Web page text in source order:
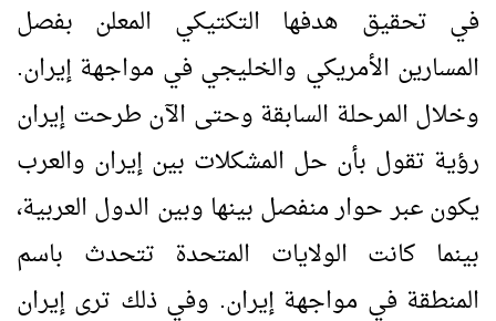
في تحقيق هدفها التكتيكي المعلن بفصل
المسارين الأمريكي والخليجي في مواجهة إيران.
وخلال المرحلة السابقة وحتى الآن طرحت إيران
رؤية تقول بأن حل المشكلات بين إيران والعرب
يكون عبر حوار منفصل بينها وبين الدول العربية،
بينما كانت الولايات المتحدة تتحدث باسم
المنطقة في مواجهة إيران. وفي ذلك ترى إيران